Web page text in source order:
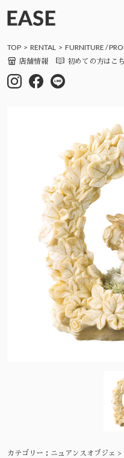
TOP RENTAL FURNITURE /
店舗情報 初めての方はこ
カテゴリー： ニュアンスオブジェ